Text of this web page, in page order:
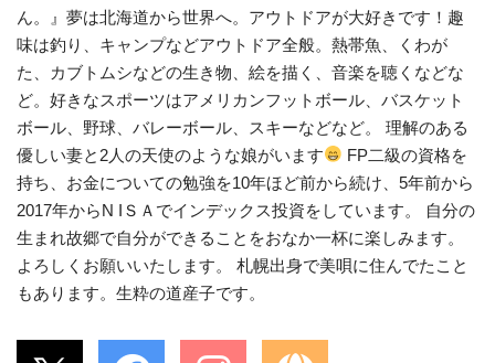
ん。』夢は北海道から世界へ。アウトドアが大好きです！趣
味は釣り、キャンプなどアウトドア全般。熱帯魚、くわが
た、カブトムシなどの生き物、絵を描く、音楽を聴くなどな
ど。好きなスポーツはアメリカンフットボール、バスケット
ボール、野球、バレーボール、スキーなどなど。 理解のある
優しい妻と2人の天使のような娘がいます
FP二級の資格を
持ち、お金についての勉強を10年ほど前から続け、5年前から
2017年からN IＳＡでインデックス投資をしています。 自分の
生まれ故郷で自分ができることをおなか一杯に楽しみます。
よろしくお願いいたします。 札幌出身で美唄に住んでたこと
もあります。生粋の道産子です。